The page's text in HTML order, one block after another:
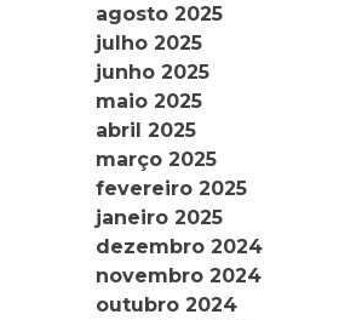
agosto 2025
julho 2025
junho 2025
maio 2025
abril 2025
março 2025
fevereiro 2025
janeiro 2025
dezembro 2024
novembro 2024
outubro 2024